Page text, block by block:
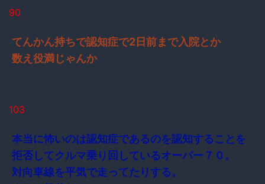
90
てんかん持ちで認知症で2日前まで入院とか
数え役満じゃんか
103
本当に怖いのは認知症であるのを認知することを
拒否してクルマ乗り回しているオーバー７０。
対向車線を平気で走ってたりする。